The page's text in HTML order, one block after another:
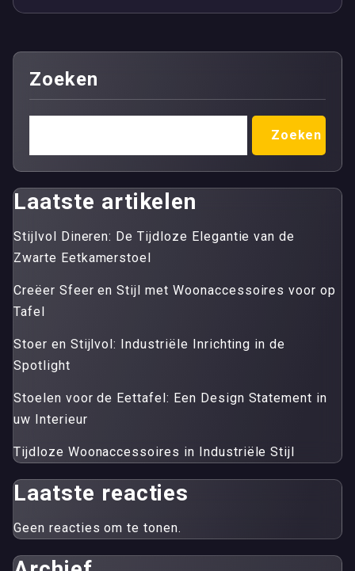
Zoeken
Zoeken
Laatste artikelen
Stijlvol Dineren: De Tijdloze Elegantie van de
Zwarte Eetkamerstoel
Creëer Sfeer en Stijl met Woonaccessoires voor op
Tafel
Stoer en Stijlvol: Industriële Inrichting in de
Spotlight
Stoelen voor de Eettafel: Een Design Statement in
uw Interieur
Tijdloze Woonaccessoires in Industriële Stijl
Laatste reacties
Geen reacties om te tonen.